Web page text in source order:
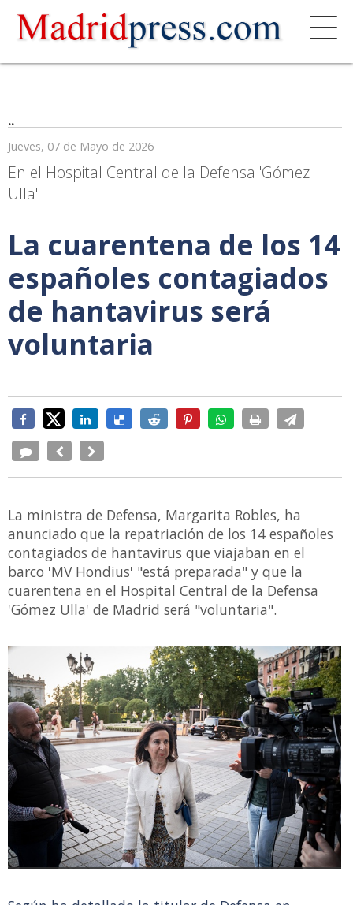
..
Jueves, 07 de Mayo de 2026
En el Hospital Central de la Defensa 'Gómez
Ulla'
La cuarentena de los 14
españoles contagiados
de hantavirus será
voluntaria
La ministra de Defensa, Margarita Robles, ha
anunciado que la repatriación de los 14 españoles
contagiados de hantavirus que viajaban en el
barco 'MV Hondius' "está preparada" y que la
cuarentena en el Hospital Central de la Defensa
'Gómez Ulla' de Madrid será "voluntaria".